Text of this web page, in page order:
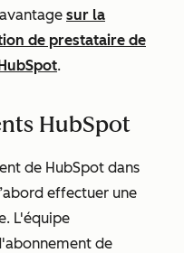
sur la
de prestataire de
.
HubSpot
de HubSpot dans
effectuer une
L'équipe
de